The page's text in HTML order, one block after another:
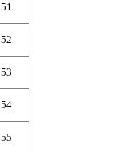
51
52
53
54
55